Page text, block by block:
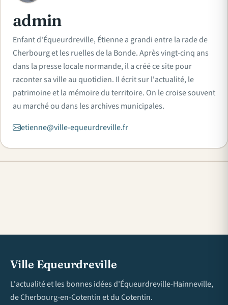
admin
Enfant d'Équeurdreville, Étienne a grandi entre la rade de
Cherbourg et les ruelles de la Bonde. Après vingt-cinq ans
dans la presse locale normande, il a créé ce site pour
raconter sa ville au quotidien. Il écrit sur l'actualité, le
patrimoine et la mémoire du territoire. On le croise souvent
au marché ou dans les archives municipales.
etienne@ville-equeurdreville.fr
Ville Equeurdreville
L'actualité et les bonnes idées d'Équeurdreville-Hainneville,
de Cherbourg-en-Cotentin et du Cotentin.